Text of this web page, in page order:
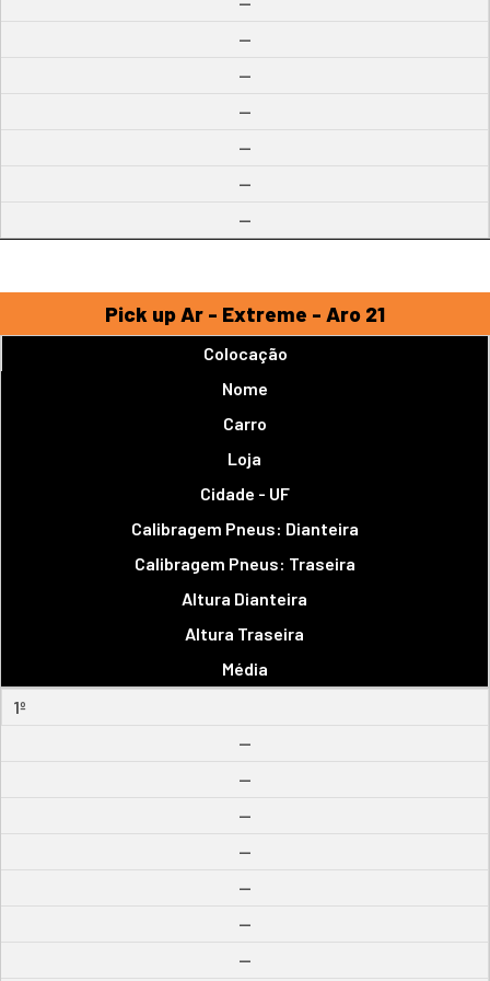
--
--
--
--
--
--
Pick up Ar - Extreme - Aro 21
Colocação
Nome
Carro
Loja
Cidade - UF
Calibragem Pneus: Dianteira
Calibragem Pneus: Traseira
Altura Dianteira
Altura Traseira
Média
1º
--
--
--
--
--
--
--